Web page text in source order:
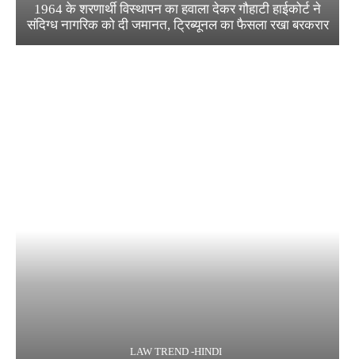
1964 के शरणार्थी विस्थापन का हवाला देकर गौहाटी हाईकोर्ट ने
संदिग्ध नागरिक को दी जमानत, ट्रिब्यूनल का फैसला रखा बरकरार
LAW TREND -HINDI